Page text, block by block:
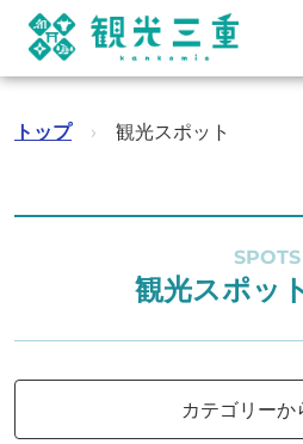
トップ › 観光スポット
SPOTS
観光スポッ
カテゴリーか